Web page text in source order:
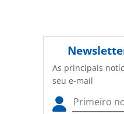
As principais
seu e-mail